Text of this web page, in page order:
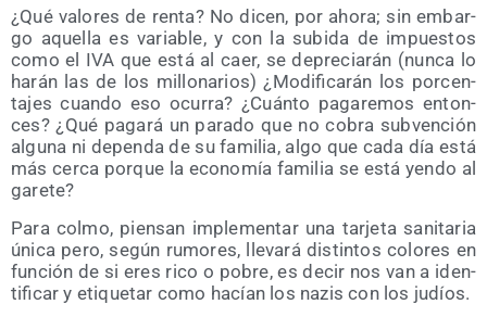
¿Qué valo­res de ren­ta? No dicen, por aho­ra; sin embar­
go aque­lla es varia­ble, y con la subi­da de impues­tos
como el IVA que está al caer, se depre­cia­rán (nun­ca lo
harán las de los millo­na­rios) ¿Modi­fi­ca­rán los por­cen­
ta­jes cuan­do eso ocu­rra? ¿Cuán­to paga­re­mos enton­
ces? ¿Qué paga­rá un para­do que no cobra sub­ven­ción
algu­na ni depen­da de su fami­lia, algo que cada día está
más cer­ca por­que la eco­no­mía fami­lia se está yen­do al
garete?
Para col­mo, pien­san imple­men­tar una tar­je­ta sani­ta­ria
úni­ca pero, según rumo­res, lle­va­rá dis­tin­tos colo­res en
fun­ción de si eres rico o pobre, es decir nos van a iden­
ti­fi­car y eti­que­tar como hacían los nazis con los judíos.